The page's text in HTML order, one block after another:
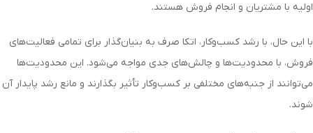
اولیه با مشتریان و انجام فروش هستند.
با این حال، با رشد کسب‌وکار، اتکا صرف به بنیان‌گذار برای تمامی فعالیت‌های
فروش، با محدودیت‌ها و چالش‌های جدی مواجه می‌شود. این محدودیت‌ها
می‌توانند از جنبه‌های مختلفی بر کسب‌وکار تأثیر بگذارند و مانع رشد پایدار آن
شوند.